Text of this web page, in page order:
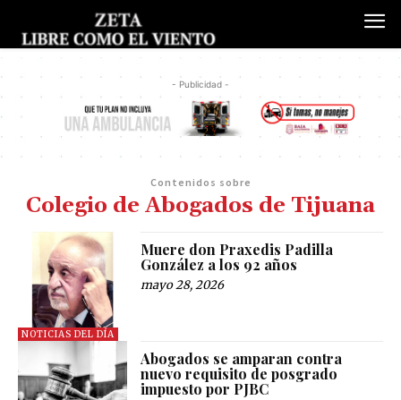
- Publicidad -
Contenidos sobre
Colegio de Abogados de Tijuana
NOTICIAS DEL DÍA
Muere don Praxedis Padilla
González a los 92 años
mayo 28, 2026
Abogados se amparan contra
nuevo requisito de posgrado
impuesto por PJBC